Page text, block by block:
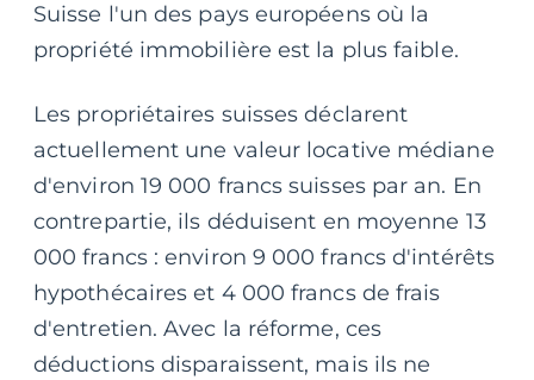
Suisse l'un des pays européens où la
propriété immobilière est la plus faible.
Les propriétaires suisses déclarent
actuellement une valeur locative médiane
d'environ 19 000 francs suisses par an. En
contrepartie, ils déduisent en moyenne 13
000 francs : environ 9 000 francs d'intérêts
hypothécaires et 4 000 francs de frais
d'entretien. Avec la réforme, ces
déductions disparaissent, mais ils ne